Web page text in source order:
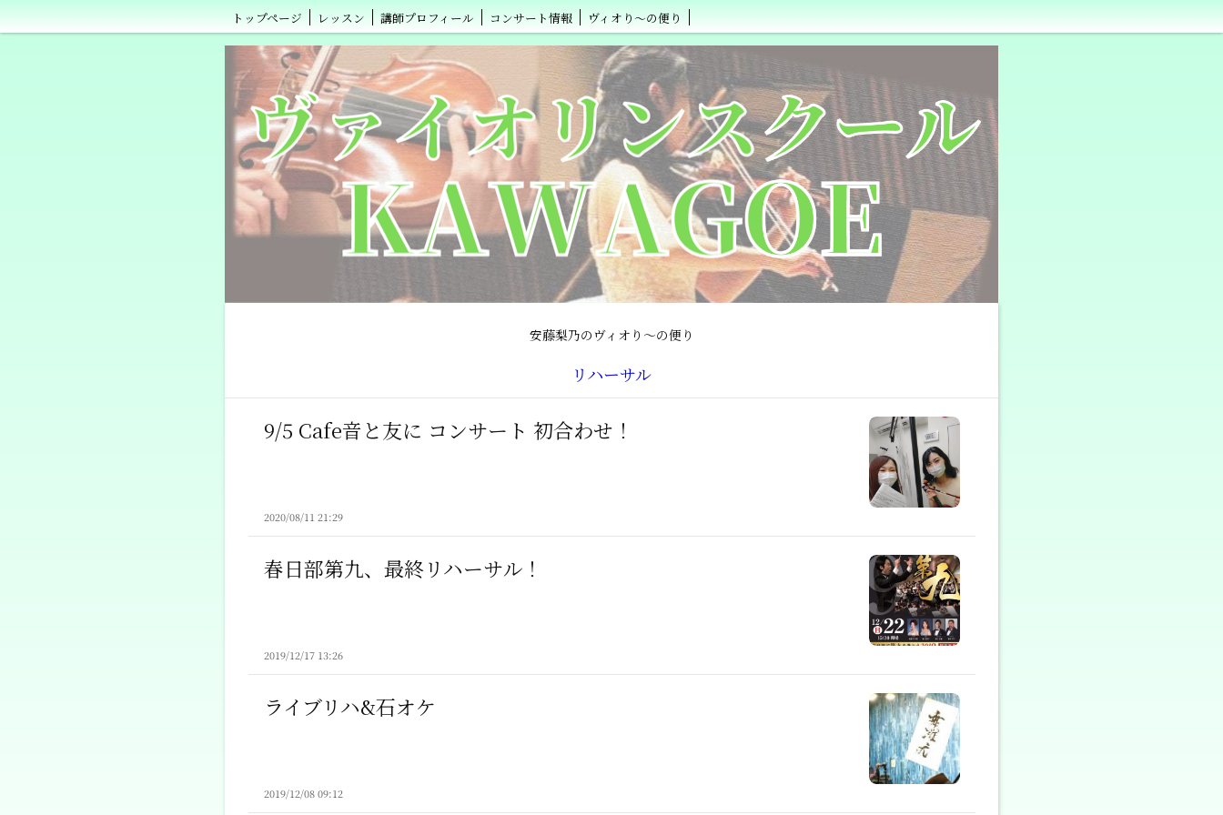
トップページ レッスン 講師プロフィール コンサート情報 ヴィオり～の便り
安藤梨乃のヴィオり～の便り
リハーサル
9/5 Cafe音と友に コンサート 初合わせ！
2020/08/11 21:29
春日部第九、最終リハーサル！
2019/12/17 13:26
ライブリハ&石オケ
2019/12/08 09:12